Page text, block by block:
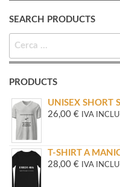
SEARCH PRODUCTS
RICERCA
PRODUCTS
UNISEX SHORT
26,00 € IVA
T-SHIRT A
28,00 € IVA